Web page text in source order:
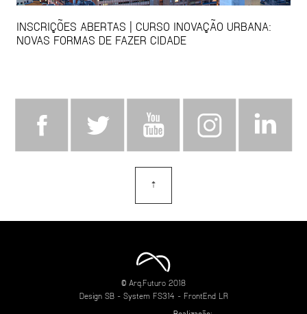
INSCRIÇÕES ABERTAS | CURSO INOVAÇÃO URBANA:
NOVAS FORMAS DE FAZER CIDADE
⇡
© Arq.Futuro 2018
Design SB- System FS314 - FrontEnd LR